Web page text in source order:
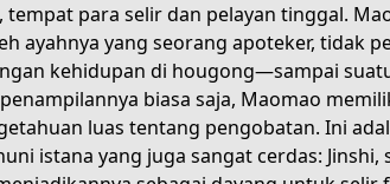
from-the-inner-palace
para selir dan pelayan tinggal.
ayahnya yang seorang apoteker, tidak
kehidupan di hougong—sampai
biasa saja, Maomao
luas tentang pengobatan. Ini
istana yang juga sangat cerdas: Jinshi,